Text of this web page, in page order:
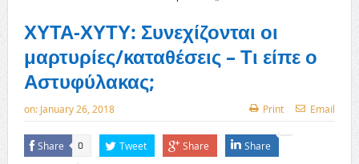
ΧΥΤΑ-ΧΥΤΥ: Συνεχίζονται οι
μαρτυρίες/καταθέσεις – Τι είπε ο
Αστυφύλακας;
on: January 26, 2018 Print Email
Share 0 Tweet Share Share